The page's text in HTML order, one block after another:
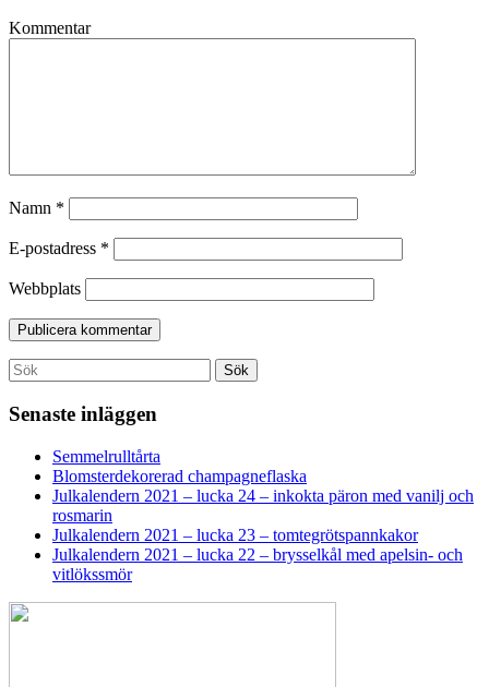
Kommentar
Namn *
E-postadress *
Webbplats
Search
for:
Sök
Senaste inläggen
Semmelrulltårta
Blomsterdekorerad champagneflaska
Julkalendern 2021 – lucka 24 – inkokta päron med vanilj och
rosmarin
Julkalendern 2021 – lucka 23 – tomtegrötspannkakor
Julkalendern 2021 – lucka 22 – brysselkål med apelsin- och
vitlökssmör